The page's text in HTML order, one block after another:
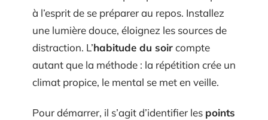
à l’esprit de se préparer au repos. Installez
une lumière douce, éloignez les sources de
distraction. L’habitude du soircompte
autant que la méthode : la répétition crée un
climat propice, le mental se met en veille.
Pour démarrer, il s’agit d’identifier les points